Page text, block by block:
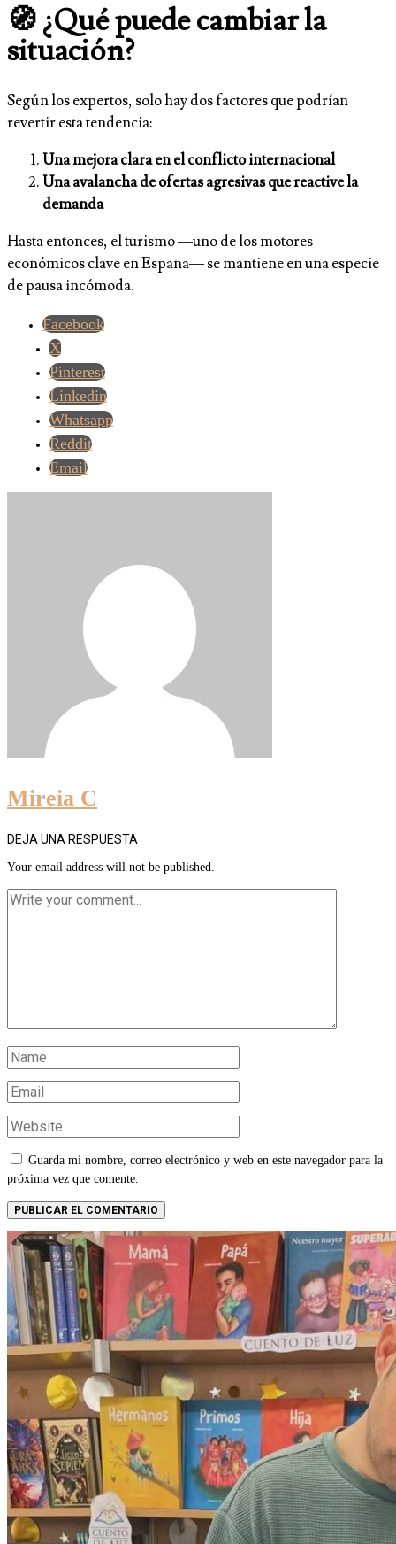
🧭 ¿Qué puede cambiar la
situación?
Según los expertos, solo hay dos factores que podrían
revertir esta tendencia:
Una mejora clara en el conflicto internacional
Una avalancha de ofertas agresivas que reactive la
demanda
Hasta entonces, el turismo —uno de los motores
económicos clave en España— se mantiene en una especie
de pausa incómoda.
Facebook
X
Pinterest
Linkedin
Whatsapp
Reddit
Email
Mireia C
DEJA UNA RESPUESTA
Your email address will not be published.
Guarda mi nombre, correo electrónico y web en este navegador para la
próxima vez que comente.